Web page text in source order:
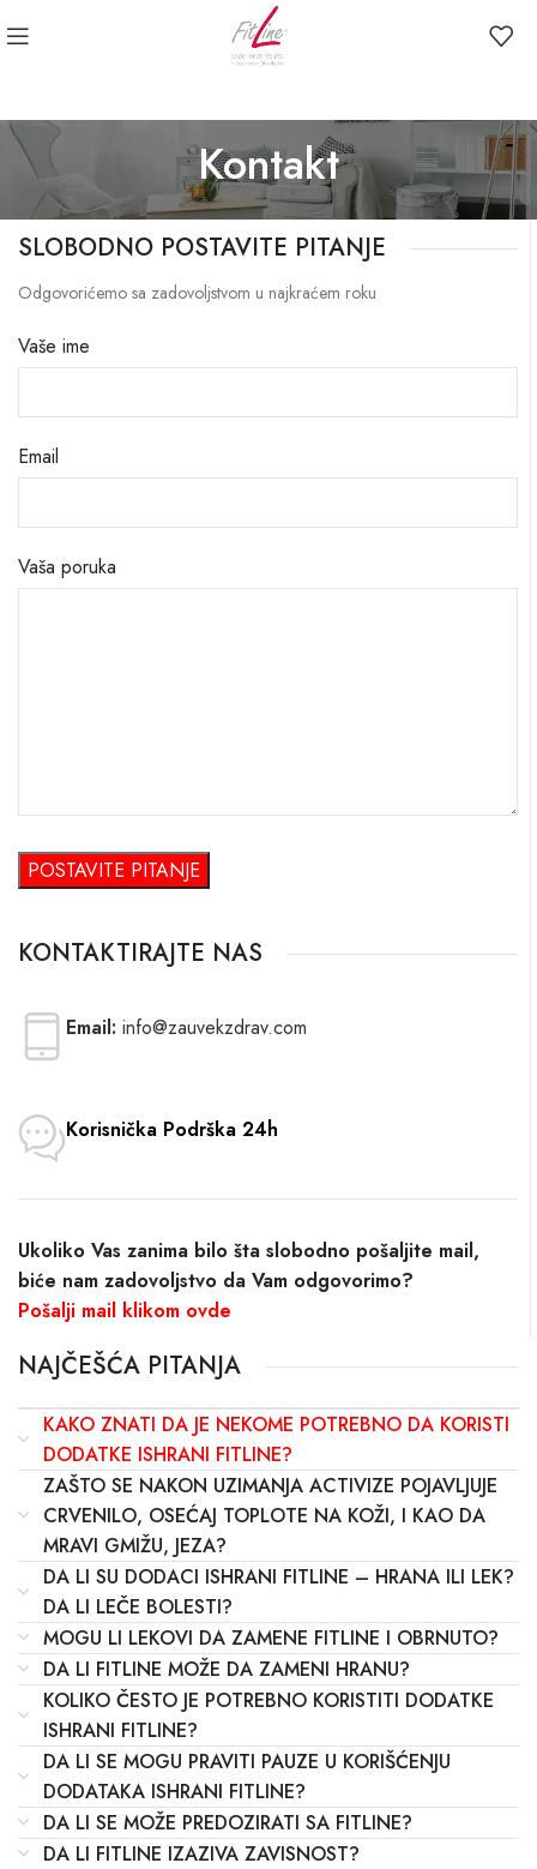
Kontakt
SLOBODNO POSTAVITE PITANJE
Odgovorićemo sa zadovoljstvom u najkraćem roku
Vaše ime
Email
Vaša poruka
KONTAKTIRAJTE NAS
Email: info@zauvekzdrav.com
Korisnička Podrška 24h
Ukoliko Vas zanima bilo šta slobodno pošaljite mail,
biće nam zadovoljstvo da Vam odgovorimo?
Pošalji mail klikom ovde
NAJČEŠĆA PITANJA
KAKO ZNATI DA JE NEKOME POTREBNO DA KORISTI
DODATKE ISHRANI FITLINE?
ZAŠTO SE NAKON UZIMANJA ACTIVIZE POJAVLJUJE
CRVENILO, OSEĆAJ TOPLOTE NA KOŽI, I KAO DA
MRAVI GMIŽU, JEZA?
DA LI SU DODACI ISHRANI FITLINE – HRANA ILI LEK?
DA LI LEČE BOLESTI?
MOGU LI LEKOVI DA ZAMENE FITLINE I OBRNUTO?
DA LI FITLINE MOŽE DA ZAMENI HRANU?
KOLIKO ČESTO JE POTREBNO KORISTITI DODATKE
ISHRANI FITLINE?
DA LI SE MOGU PRAVITI PAUZE U KORIŠĆENJU
DODATAKA ISHRANI FITLINE?
DA LI SE MOŽE PREDOZIRATI SA FITLINE?
DA LI FITLINE IZAZIVA ZAVISNOST?